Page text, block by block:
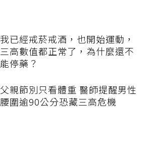
我已經戒菸戒酒，也開始運動，
三高數值都正常了，為什麼還不
能停藥？
父親節別只看體重 醫師提醒男性
腰圍逾90公分恐藏三高危機